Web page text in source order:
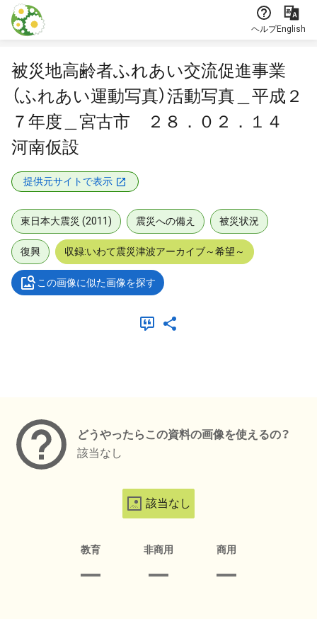
本文に飛ぶ
ヘルプEnglish
被災地高齢者ふれあい交流促進事業
（ふれあい運動写真）活動写真＿平成２
７年度＿宮古市 ２８．０２．１４
河南仮設
提供元サイトで表示
東日本大震災 (2011) 震災への備え 被災状況
復興 収録:いわて震災津波アーカイブ～希望～
この画像に似た画像を探す
どうやったらこの資料の画像を使えるの？
該当なし
該当なし
教育 非商用 商用